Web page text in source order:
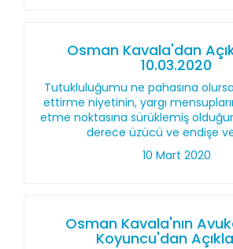
Osman Kavala'dan
10.03.2020
Tutukluluğumu ne pahasına
ettirme niyetinin, yargı
etme noktasına sürüklemiş
derece üzücü ve endişe
10 Mart 2020
Osman Kavala'nın
Koyuncu'dan